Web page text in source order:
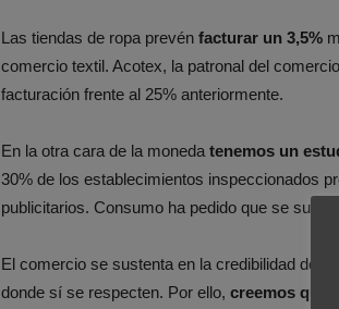
Las tiendas de ropa prevén facturar un 3,5%
comercio textil. Acotex, la patronal del
facturación frente al 25% anteriormente.
En la otra cara de la moneda tenemos un
30% de los establecimientos inspeccionados
publicitarios. Consumo ha pedido que se
El comercio se sustenta en la credibilidad de
donde sí se respecten. Por ello, creemos que